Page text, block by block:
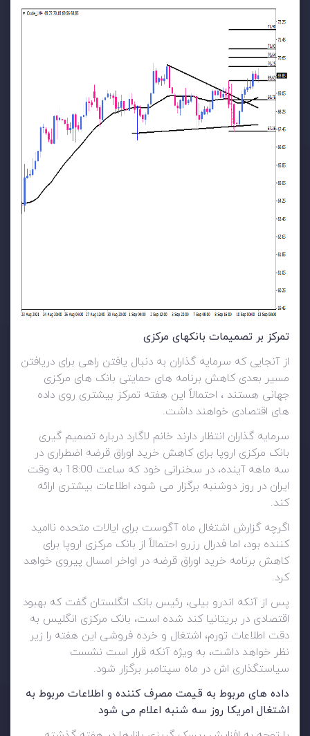
تمرکز بر تصمیمات بانکهای مرکزی
از آنجایی که سرمایه گذاران به دنبال یافتن راهی برای دریافتن
مسیر بعدی کاهش برنامه های حمایتی بانک های مرکزی
جهانی هستند ، احتمالاً این هفته تمرکز بیشتری روی داده
های اقتصادی خواهند داشت.
سرمایه گذاران انتظار دارند خانم لاگارد درباره تصمیم گیری
بانک مرکزی اروپا برای کاهش خرید اوراق قرضه اضطراری در
سه ماهه آینده، در سخنرانی خود که ساعت 18:00 به وقت
ایران در روز دوشنبه برگزار می شود، اطلاعات بیشتری ارائه
کند.
اگرچه گزارش اشتغال ماه آگوست برای ایالات متحده ناامید
کننده بود، اما فدرال رزرو احتمالاً از بانک مرکزی اروپا برای
کاهش برنامه خرید اوراق قرضه در اواخر امسال پیروی خواهد
کرد.
پس از آنکه اندرو بیلی، رئیس بانک انگلستان گفت که بهبود
اقتصادی در بریتانیا کند شده است، بانک مرکزی انگلیس به
دقت اطلاعات تورم، اشتغال و خرده فروشی این هفته را زیر
نظر خواهد داشت، به ویژه آنکه قرار است نشست
سیاستگذاری اش در ماه سپتامبر برگزار شود.
داده های مربوط به قیمت مصرف کننده و اطلاعات مربوط به
اشتغال امریکا روز سه شنبه اعلام می شود